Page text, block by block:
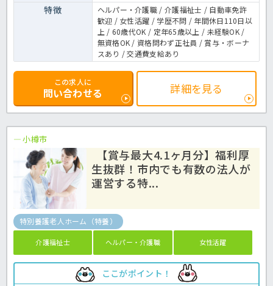
特徴
ヘルパー・介護職 / 介護福祉士 / 自動車免許
歓迎 / 女性活躍 / 学歴不問 / 年間休日110日以
上 / 60歳代OK / 定年65歳以上 / 未経験OK /
無資格OK / 資格問わず正社員 / 賞与・ボーナ
スあり / 交通費支給あり
この求人に
問い合わせる 詳細を見る
小樽市
【賞与最大4.1ヶ月分】福利厚
生抜群！市内でも有数の法人が
運営する特...
特別養護老人ホーム（特養）
介護福祉士 ヘルパー・介護職 女性活躍
ここがポイント！